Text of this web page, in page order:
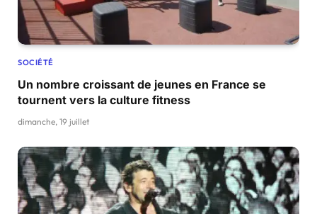
SOCIÉTÉ
Un nombre croissant de jeunes en France se
tournent vers la culture fitness
dimanche, 19 juillet